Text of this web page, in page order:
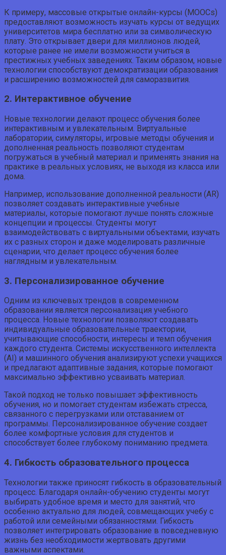
К примеру, массовые открытые онлайн-курсы (MOOCs)
предоставляют возможность изучать курсы от ведущих
университетов мира бесплатно или за символическую
плату. Это открывает двери для миллионов людей,
которые ранее не имели возможности учиться в
престижных учебных заведениях. Таким образом, новые
технологии способствуют демократизации образования
и расширению возможностей для саморазвития.
2. Интерактивное обучение
Новые технологии делают процесс обучения более
интерактивным и увлекательным. Виртуальные
лаборатории, симуляторы, игровые методы обучения и
дополненная реальность позволяют студентам
погружаться в учебный материал и применять знания на
практике в реальных условиях, не выходя из класса или
дома.
Например, использование дополненной реальности (AR)
позволяет создавать интерактивные учебные
материалы, которые помогают лучше понять сложные
концепции и процессы. Студенты могут
взаимодействовать с виртуальными объектами, изучать
их с разных сторон и даже моделировать различные
сценарии, что делает процесс обучения более
наглядным и увлекательным.
3. Персонализированное обучение
Одним из ключевых трендов в современном
образовании является персонализация учебного
процесса. Новые технологии позволяют создавать
индивидуальные образовательные траектории,
учитывающие способности, интересы и темп обучения
каждого студента. Системы искусственного интеллекта
(AI) и машинного обучения анализируют успехи учащихся
и предлагают адаптивные задания, которые помогают
максимально эффективно усваивать материал.
Такой подход не только повышает эффективность
обучения, но и помогает студентам избежать стресса,
связанного с перегрузками или отставанием от
программы. Персонализированное обучение создает
более комфортные условия для студентов и
способствует более глубокому пониманию предмета.
4. Гибкость образовательного процесса
Технологии также приносят гибкость в образовательный
процесс. Благодаря онлайн-обучению студенты могут
выбирать удобное время и место для занятий, что
особенно актуально для людей, совмещающих учебу с
работой или семейными обязанностями. Гибкость
позволяет интегрировать образование в повседневную
жизнь без необходимости жертвовать другими
важными аспектами.